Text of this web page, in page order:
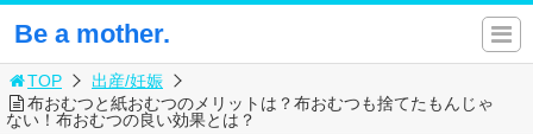
Be a mother.
TOP
出産/妊娠
布おむつと紙おむつのメリットは？布おむつも捨てたもんじゃ
ない！布おむつの良い効果とは？